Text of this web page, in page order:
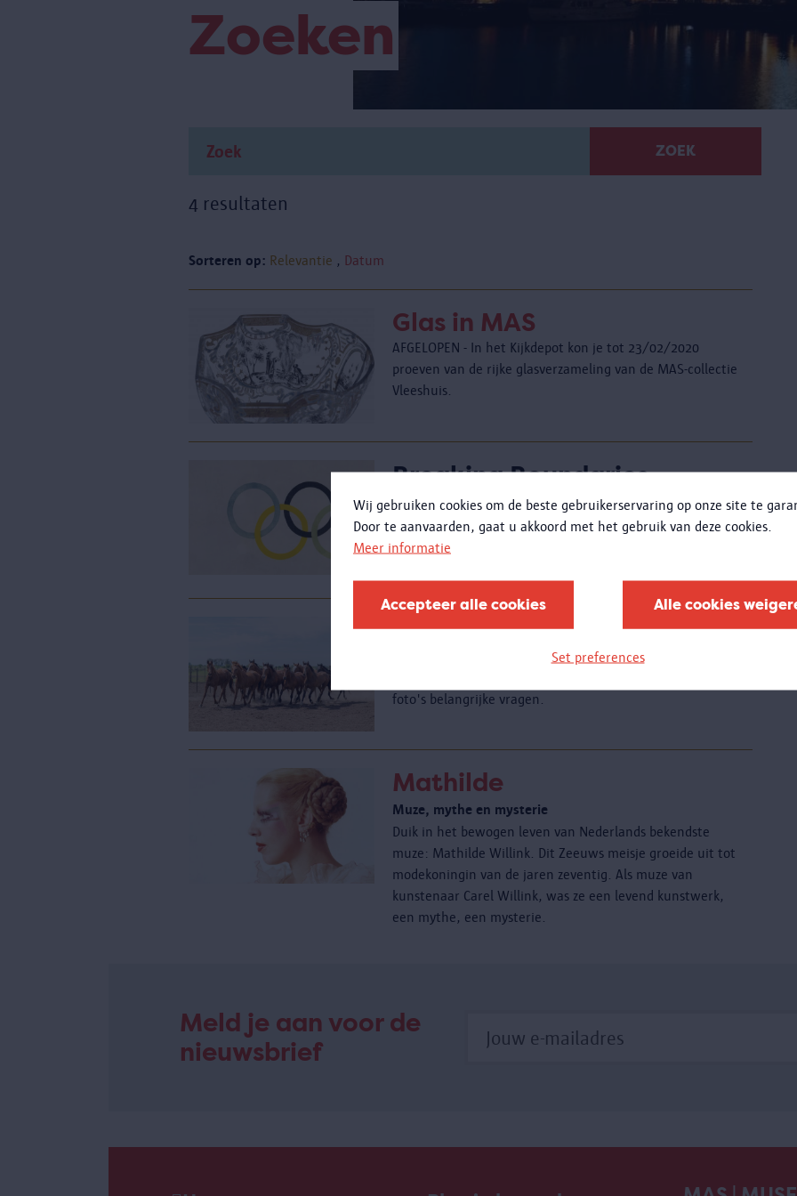
Wij gebruiken cookies om de beste gebruikerservaring op onze site te
Door te aanvaarden, gaat u akkoord met het gebruik van deze cookies.
Meer informatie
Accepteer alle cookies Alle cookies
Set preferences
Zoeken
ZOEK
4 resultaten
Sorteren op: Relevantie Datum
Glas in MAS
AFGELOPEN - In het Kijkdepot kon je tot 23/02/2020
proeven van de rijke glasverzameling van de MAS-collectie
Vleeshuis.
Breaking Boundaries
01.06 - 20.09.2020
AFGELOPEN - De Olympische Spelen van 1920 in
Antwerpen waren een krachttoer om te organiseren én
Foto-expo Horse
Fotografe Heleen Peeters verdiepte zich in de
foto's belangrijke vragen.
Mathilde
Muze, mythe en mysterie
Duik in het bewogen leven van Nederlands bekendste
muze: Mathilde Willink. Dit Zeeuws meisje groeide uit tot
modekoningin van de jaren zeventig. Als muze van
kunstenaar Carel Willink, was ze een levend kunstwerk,
een mythe, een mysterie.
Meld je aan voor de
nieuwsbrief